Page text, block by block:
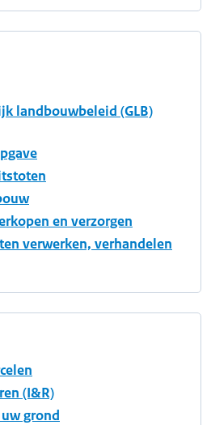
landbouwbeleid (GLB)
en verzorgen
verwerken, verhandelen
(I&R)
grond